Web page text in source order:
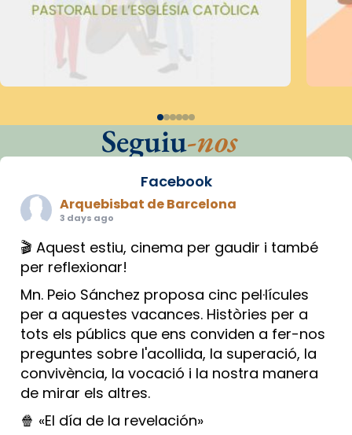
Seguiu-nos
Facebook
Arquebisbat de Barcelona
3 days ago
🎬 Aquest estiu, cinema per gaudir i també
per reflexionar!
Mn. Peio Sánchez proposa cinc pel·lícules
per a aquestes vacances. Històries per a
tots els públics que ens conviden a fer-nos
preguntes sobre l'acollida, la superació, la
convivència, la vocació i la nostra manera
de mirar els altres.
🍿 «El día de la revelación»